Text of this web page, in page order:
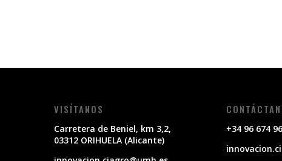
VISÍTANOS
Carretera de Beniel, km 3,2,
03312 ORIHUELA (Alicante)
+34 96 674